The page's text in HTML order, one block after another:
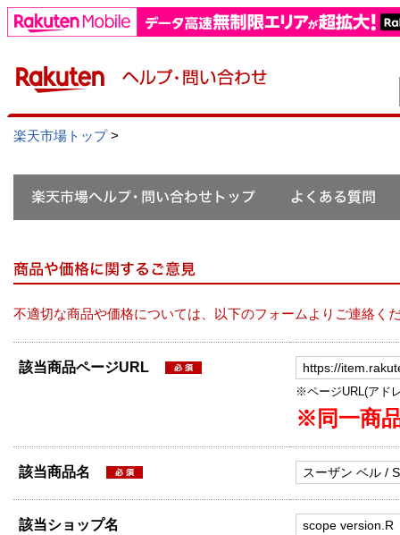
楽天市場トップ>
不適切な商品や価格については、以下のフォームよりご連絡く
該当商品ページURL
※ページURL(アド
※同一商
該当商品名
該当ショップ名